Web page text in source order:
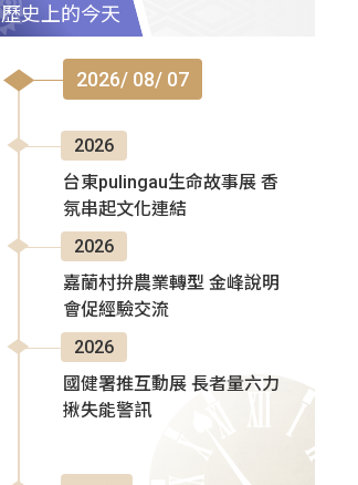
歷史上的今天
2026/ 08/ 07
2026
台東pulingau生命故事展 香
氛串起文化連結
2026
嘉蘭村拚農業轉型 金峰說明
會促經驗交流
2026
國健署推互動展 長者量六力
揪失能警訊